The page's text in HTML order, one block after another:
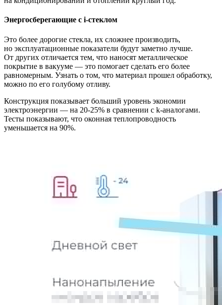
Энергосберегающие с i-стеклом
Это более дорогие стекла, их сложнее производить,
но эксплуатационные показатели будут заметно лучше.
От других отличается тем, что наносят металлическое
покрытие в вакууме — это помогает сделать его более
равномерным. Узнать о том, что материал прошел обработку,
можно по его голубому отливу.
Конструкция показывает больший уровень экономии
электроэнергии — на 20-25% в сравнении с k-аналогами.
Тесты показывают, что оконная теплопроводность
уменьшается на 90%.